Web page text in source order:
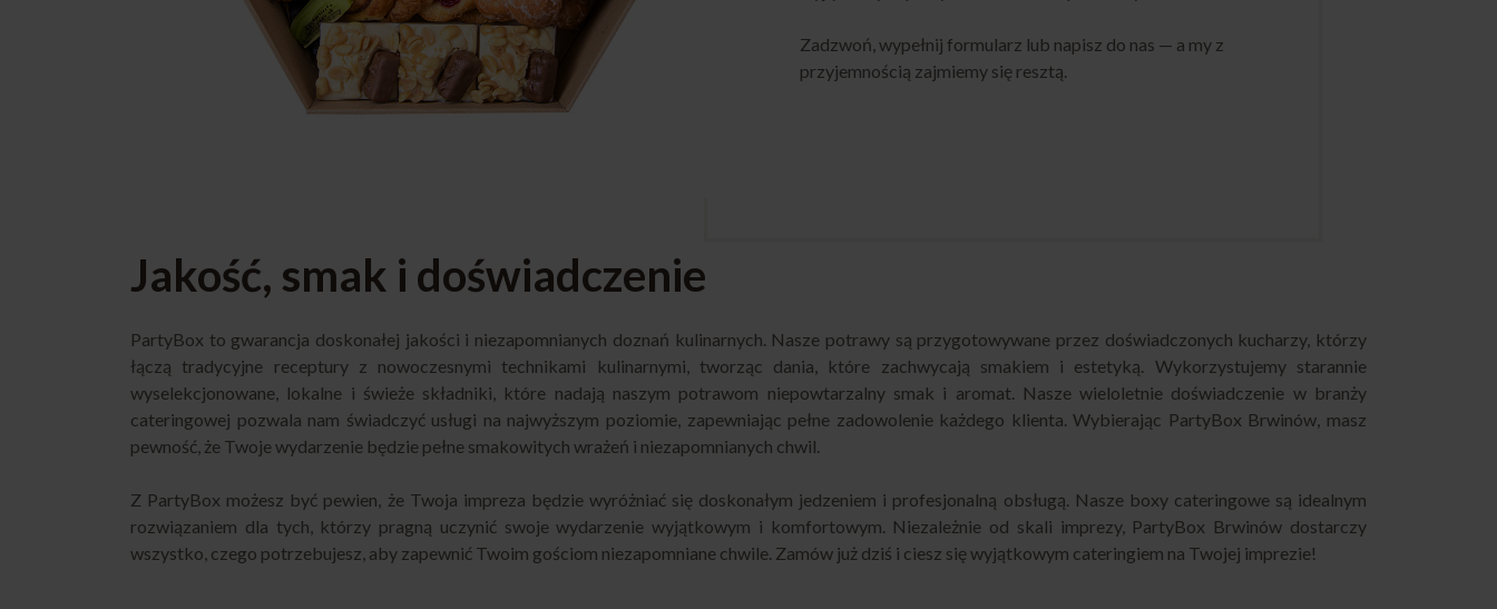
Zadzwoń, wypełnij formularz lub napisz do nas — a my z
przyjemnością zajmiemy się resztą.
Jakość, smak i doświadczenie
PartyBox to gwarancja doskonałej jakości i niezapomnianych doznań kulinarnych. Nasze potrawy są przygotowywane przez doświadczonych kucharzy, którzy
łączą tradycyjne receptury z nowoczesnymi technikami kulinarnymi, tworząc dania, które zachwycają smakiem i estetyką. Wykorzystujemy starannie
wyselekcjonowane, lokalne i świeże składniki, które nadają naszym potrawom niepowtarzalny smak i aromat. Nasze wieloletnie doświadczenie w branży
cateringowej pozwala nam świadczyć usługi na najwyższym poziomie, zapewniając pełne zadowolenie każdego klienta. Wybierając PartyBox Brwinów, masz
pewność, że Twoje wydarzenie będzie pełne smakowitych wrażeń i niezapomnianych chwil.
Z PartyBox możesz być pewien, że Twoja impreza będzie wyróżniać się doskonałym jedzeniem i profesjonalną obsługą. Nasze boxy cateringowe są idealnym
rozwiązaniem dla tych, którzy pragną uczynić swoje wydarzenie wyjątkowym i komfortowym. Niezależnie od skali imprezy, PartyBox Brwinów dostarczy
wszystko, czego potrzebujesz, aby zapewnić Twoim gościom niezapomniane chwile. Zamów już dziś i ciesz się wyjątkowym cateringiem na Twojej imprezie!